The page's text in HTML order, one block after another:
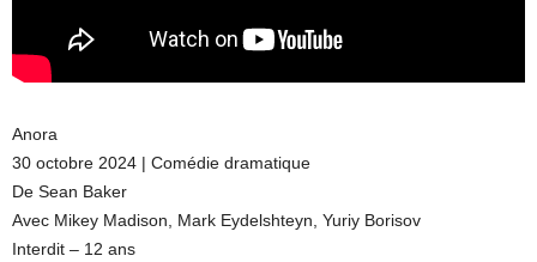
Anora
30 octobre 2024 | Comédie dramatique
De Sean Baker
Avec Mikey Madison, Mark Eydelshteyn, Yuriy Borisov
Interdit – 12 ans